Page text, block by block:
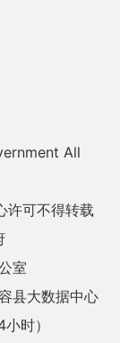
All
许可不得转载
室
县大数据中心
时）